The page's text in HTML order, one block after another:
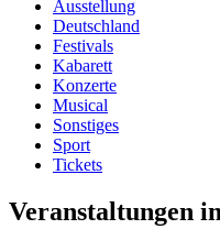
Ausstellung
Deutschland
Festivals
Kabarett
Konzerte
Musical
Sonstiges
Sport
Tickets
Veranstaltungen